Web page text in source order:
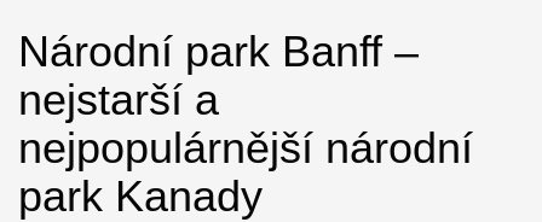
Národní park Banff –
nejstarší a
nejpopulárnější národní
park Kanady